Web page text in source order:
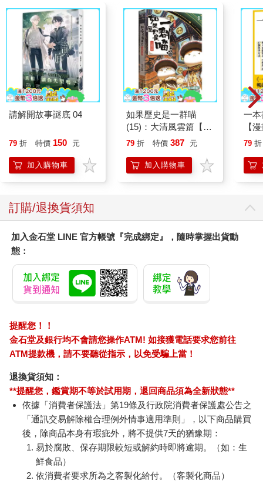
請解開故事謎底 04
79 折 特價 150 元
加入購物車
如果歷史是一群喵
(15)：大清風雲篇【萌
貓漫畫學歷史】
79 折 特價 387 元
加入購物車
一
【
行
「
學方
79 折
訂購/退換貨須知
加入金石堂 LINE 官方帳號『完成綁定』，隨時掌握出貨動
態：
提醒您！！
金石堂及銀行均不會請您操作ATM! 如接獲電話要求您前往
ATM提款機，請不要聽從指示，以免受騙上當！
退換貨須知：
**提醒您，鑑賞期不等於試用期，退回商品須為全新狀態**
依據「消費者保護法」第19條及行政院消費者保護處公告之
「通訊交易解除權合理例外情事適用準則」，以下商品購買
後，除商品本身有瑕疵外，將不提供7天的猶豫期：
易於腐敗、保存期限較短或解約時即將逾期。（如：生
鮮食品）
依消費者要求所為之客製化給付。（客製化商品）